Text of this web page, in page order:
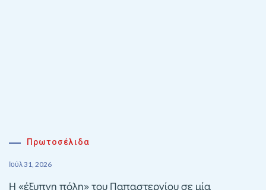
Πρωτοσέλιδα
Ιούλ 31, 2026
Η «έξυπνη πόλη» του Παπαστεργίου σε μία